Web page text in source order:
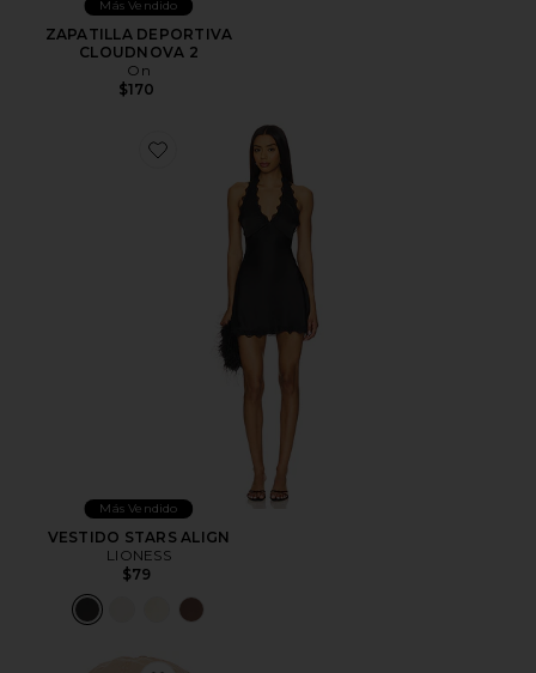
Más Vendido
ZAPATILLA DEPORTIVA
CLOUDNOVA 2
On
$170
Favorite VESTIDO STARS ALIGN
Más Vendido
VESTIDO STARS ALIGN
LIONESS
$79